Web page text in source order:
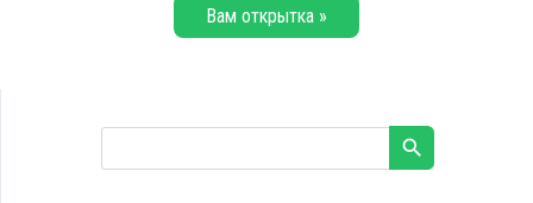
Вам открытка »